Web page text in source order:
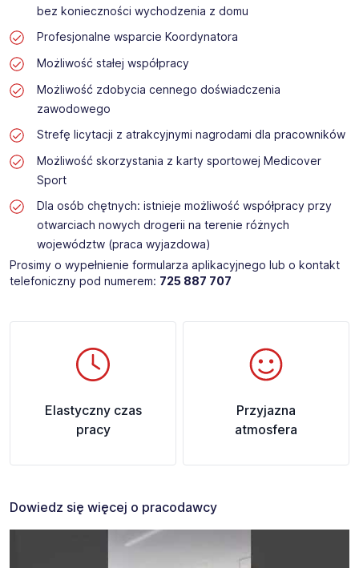
bez konieczności wychodzenia z domu
Profesjonalne wsparcie Koordynatora
Możliwość stałej współpracy
Możliwość zdobycia cennego doświadczenia
zawodowego
Strefę licytacji z atrakcyjnymi nagrodami dla pracowników
Możliwość skorzystania z karty sportowej Medicover
Sport
Dla osób chętnych: istnieje możliwość współpracy przy
otwarciach nowych drogerii na terenie różnych
województw (praca wyjazdowa)
Prosimy o wypełnienie formularza aplikacyjnego lub o kontakt
telefoniczny pod numerem: 725 887 707
Elastyczny czas
pracy
Przyjazna
atmosfera
Dowiedz się więcej o pracodawcy